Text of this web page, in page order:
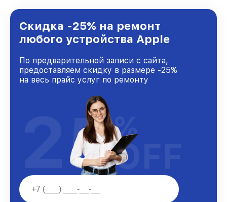
Новосибирске, постоянно повышая уровень
доверия и лояльности наших клиентов.
Скидка -25% на ремонт
любого устройства Apple
По предварительной записи с сайта,
предоставляем скидку в размере -25%
на весь прайс услуг по ремонту
25%
OFF